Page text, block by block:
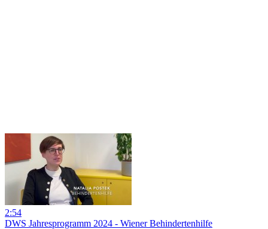
2:54
DWS Jahresprogramm 2024 - Wiener Behindertenhilfe